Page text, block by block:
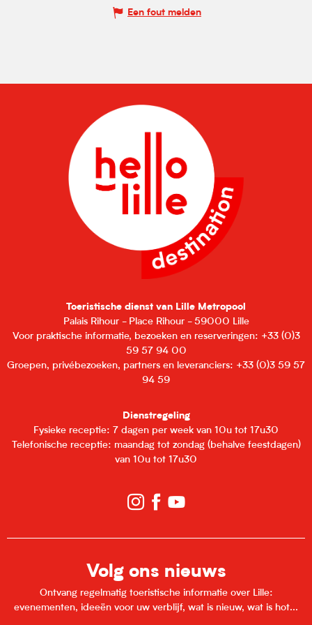
Een fout melden
Toeristische dienst van Lille Metropool
Palais Rihour - Place Rihour - 59000 Lille
Voor praktische informatie, bezoeken en reserveringen: +33 (0)3
59 57 94 00
Groepen, privébezoeken, partners en leveranciers: +33 (0)3 59 57
94 59
Dienstregeling
Fysieke receptie: 7 dagen per week van 10u tot 17u30
Telefonische receptie: maandag tot zondag (behalve feestdagen)
van 10u tot 17u30
Volg ons nieuws
Ontvang regelmatig toeristische informatie over Lille:
evenementen, ideeën voor uw verblijf, wat is nieuw, wat is hot...